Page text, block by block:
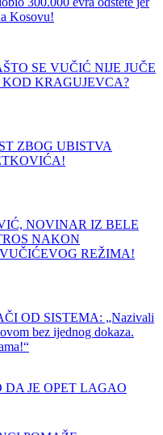
Kosovu!
SE VUČIĆ NIJE JUČE
KRAGUJEVCA?
ZBOG UBISTVA
NOVINAR IZ BELE
NAKON
REŽIMA!
OD SISTEMA: „Nazivali
bez ijednog dokaza.
JE OPET LAGAO